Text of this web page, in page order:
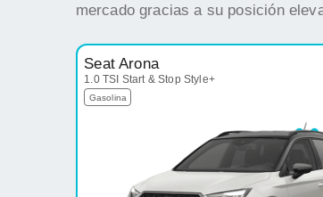
mercado gracias a su posición
Seat Arona
1.0 TSI Start & Stop Style+
Gasolina